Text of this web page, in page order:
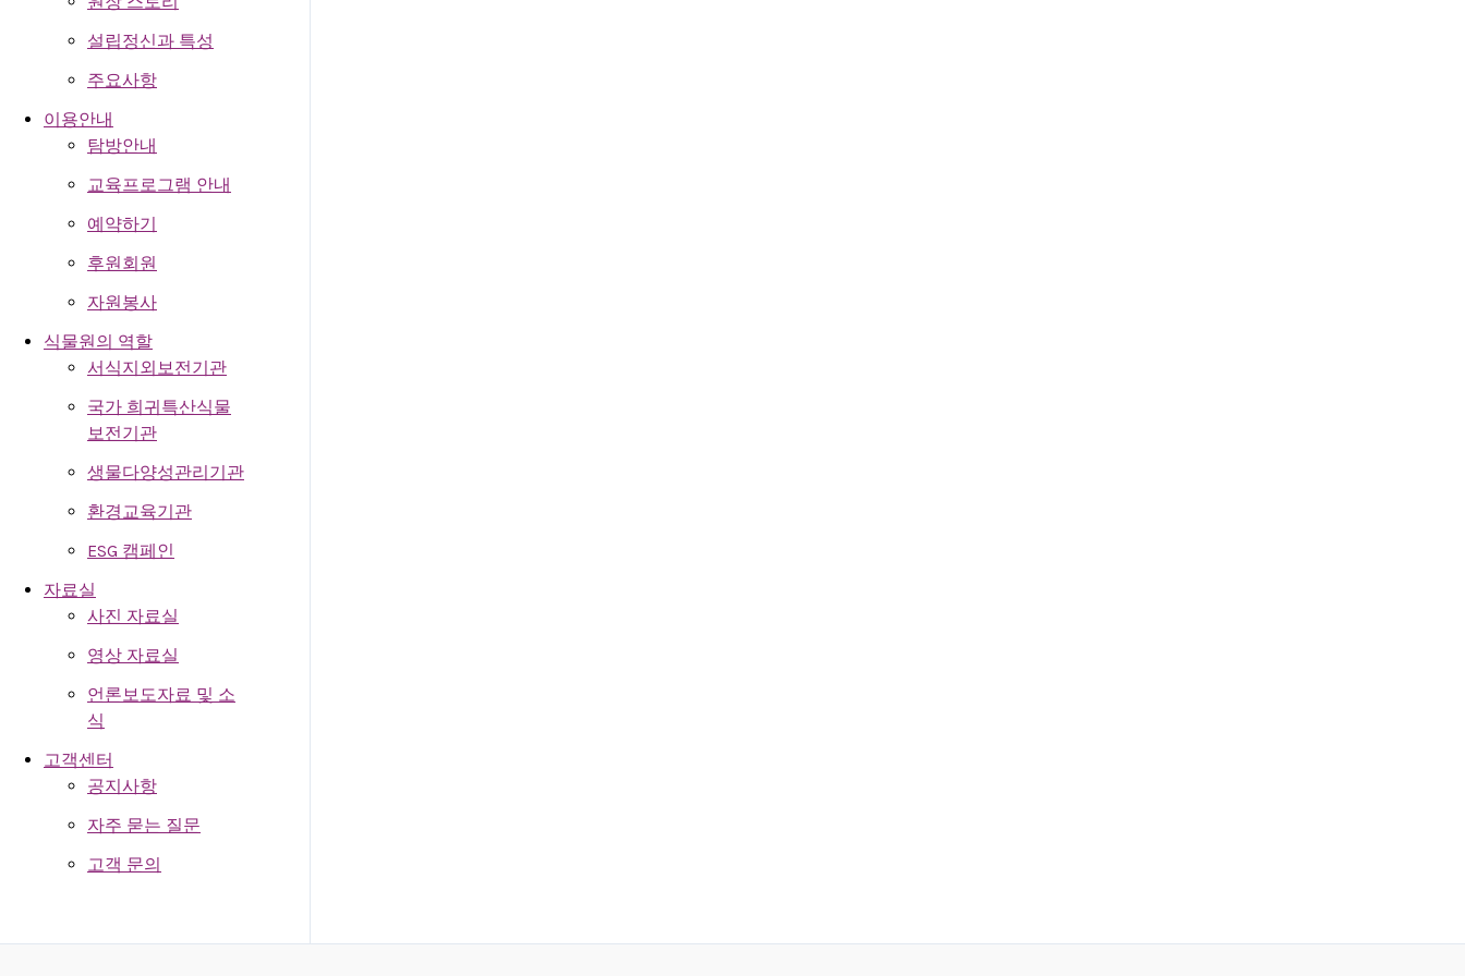
설립정신과 특성
주요사항
이용안내
탐방안내
교육프로그램 안내
예약하기
후원회원
자원봉사
식물원의 역할
서식지외보전기관
국가 희귀특산식물
보전기관
생물다양성관리기관
환경교육기관
ESG 캠페인
자료실
사진 자료실
영상 자료실
언론보도자료 및 소
식
고객센터
공지사항
자주 묻는 질문
고객 문의